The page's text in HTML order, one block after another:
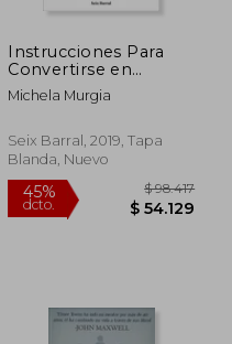
Instrucciones Para
Convertirse en
Fascista
Michela Murgia
Seix Barral, 2019, Tapa
Blanda, Nuevo